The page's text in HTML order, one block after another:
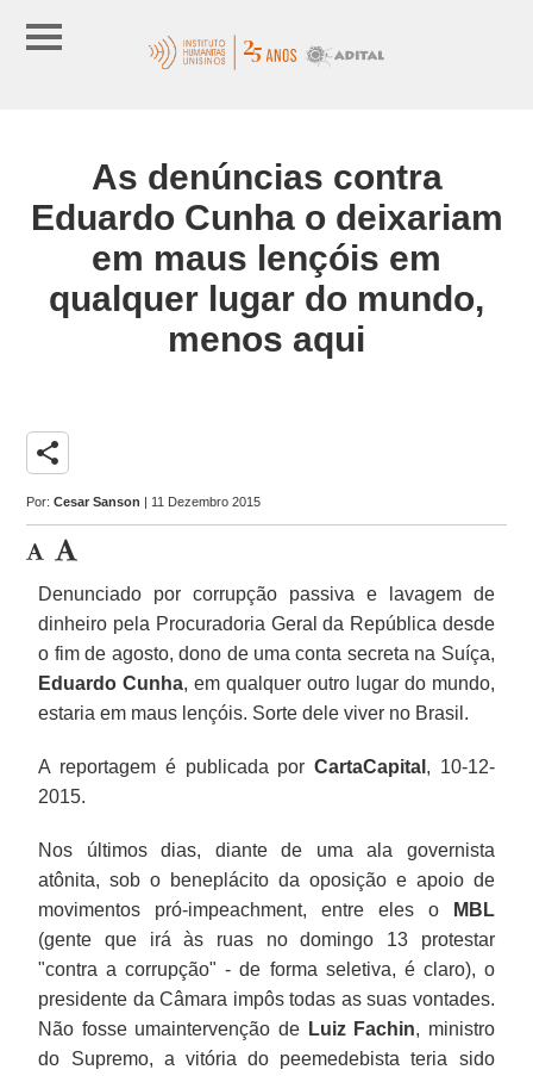
As denúncias contra
Eduardo Cunha o deixariam
em maus lençóis em
qualquer lugar do mundo,
menos aqui
share
Por:Cesar Sanson | 11 Dezembro 2015
Denunciado por corrupção passiva e lavagem de
dinheiro pela Procuradoria Geral da República desde
o fim de agosto, dono de uma conta secreta na Suíça,
Eduardo Cunha, em qualquer outro lugar do mundo,
estaria em maus lençóis. Sorte dele viver no Brasil.
A reportagem é publicada por CartaCapital , 10-12-
2015.
Nos últimos dias, diante de uma ala governista
atônita, sob o beneplácito da oposição e apoio de
movimentos pró-impeachment, entre eles o
MBL
(gente que irá às ruas no domingo 13 protestar
"contra a corrupção" - de forma seletiva, é claro), o
presidente da Câmara impôs todas as suas vontades.
Não fosse umaintervenção de Luiz Fachin, ministro
do Supremo, a vitória do peemedebista teria sido